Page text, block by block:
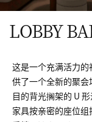
LOBBY
这是一个充满活力
供了一个全新的聚
目的背光搁架的 U
家具按亲密的座位